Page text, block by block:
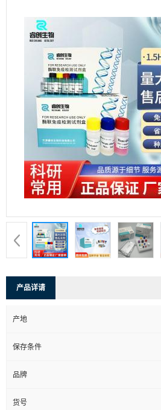
产品详请
产地
保存条件
品牌
货号